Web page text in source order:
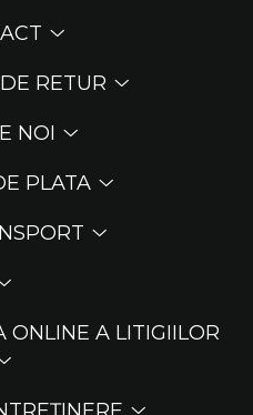
RETUR
NOI
PLATA
ONLINE A LITIGIILOR